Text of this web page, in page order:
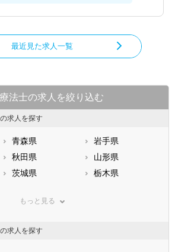
最近見た求人一覧
法士の求人を絞り込む
求人を探す
青森県
岩手県
秋田県
山形県
茨城県
栃木県
神奈川県
福井県
もっと見る
求人を探す